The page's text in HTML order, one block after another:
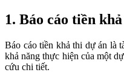
1. Báo cáo tiền
Báo cáo tiền khả thi dự án là
khả năng thực hiện của một
cứu chi tiết.